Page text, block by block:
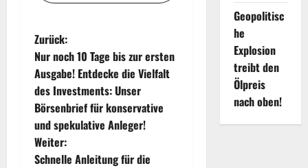
B
e
i
t
r
Zurück:
Nur noch 10 Tage bis zur ersten
Ausgabe! Entdecke die Vielfalt
des Investments: Unser
Börsenbrief für konservative
und spekulative Anleger!
Weiter:
Schnelle Anleitung für die
Geopolitisc
he
Explosion
treibt den
Ölpreis
nach oben!